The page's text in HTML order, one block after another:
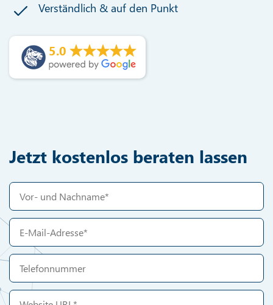
Verständlich & auf den Punkt
5.0
Jetzt kostenlos beraten lassen